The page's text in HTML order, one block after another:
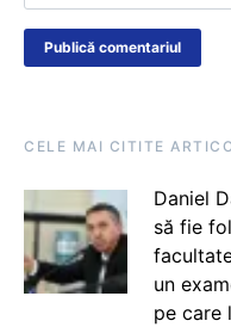
CELE MAI CITITE
Daniel
să fie
un
pe care